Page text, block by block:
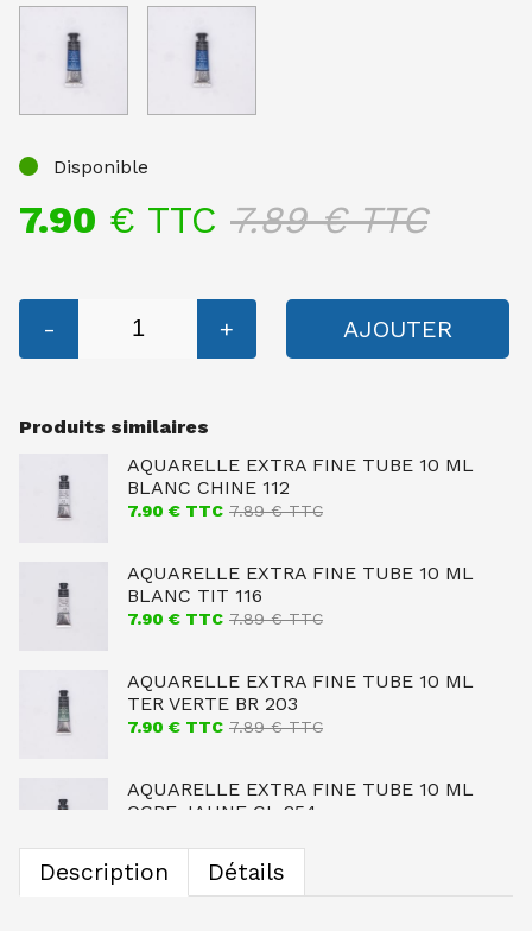
Disponible
7.90 € TTC 7.89€ TTC
- + AJOUTER
Produits similaires
AQUARELLE EXTRA FINE TUBE 10 ML
BLANC CHINE 112
7.90 € TTC 7.89€ TTC
AQUARELLE EXTRA FINE TUBE 10 ML
BLANC TIT 116
7.90 € TTC 7.89€ TTC
AQUARELLE EXTRA FINE TUBE 10 ML
TER VERTE BR 203
7.90 € TTC 7.89€ TTC
AQUARELLE EXTRA FINE TUBE 10 ML
OCRE JAUNE CL 254
AQUARELLE EXTRA FINE TUBE 10 ML
Description Détails